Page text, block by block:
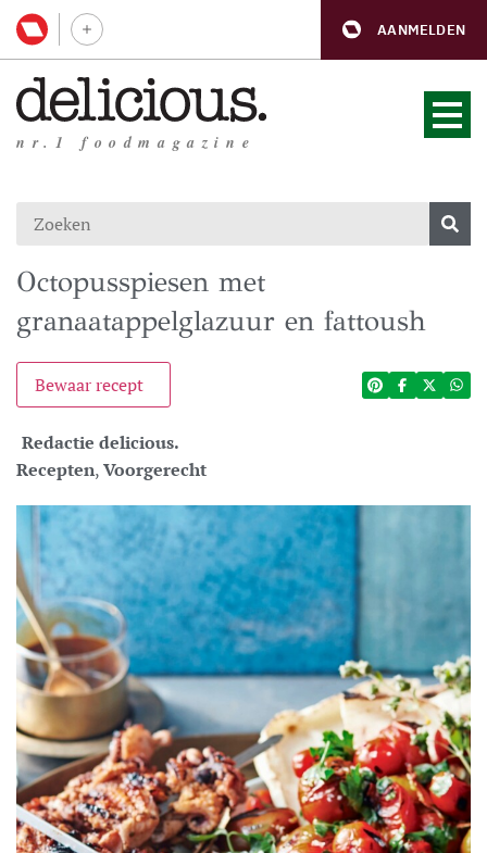
AANMELDEN
nr.1 foodmagazine
Octopusspiesen met
granaatappelglazuur en fattoush
Bewaar recept
Redactie delicious.
Recepten,Voorgerecht